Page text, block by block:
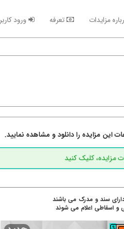
مزایدات تعرفه ورود کاربر
این مزایده را دانلود و مشاهده نمایید.
سند و مدرک می باشند
و اسقاطی اعلام می شوند